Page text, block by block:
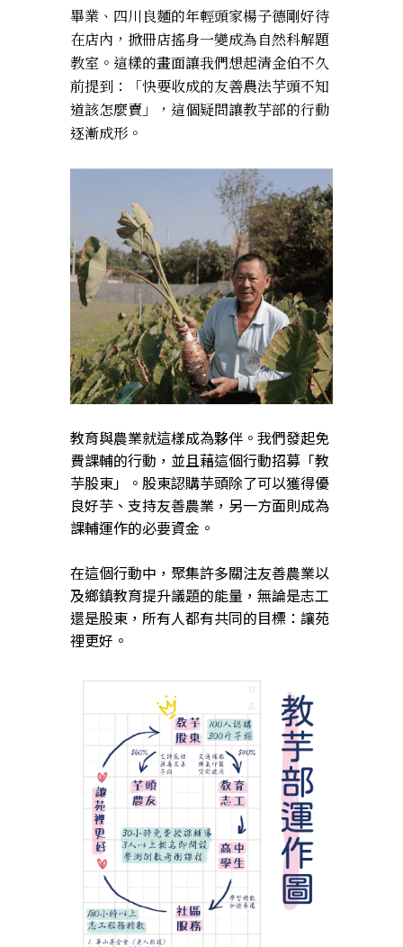
畢業、四川良麵的年輕頭家楊子德剛好待
在店內，掀冊店搖身一變成為自然科解題
教室。這樣的畫面讓我們想起清金伯不久
前提到：「快要收成的友善農法芋頭不知
道該怎麼賣」，這個疑問讓教芋部的行動
逐漸成形。
教育與農業就這樣成為夥伴。我們發起免
費課輔的行動，並且藉這個行動招募「教
芋股東」。股東認購芋頭除了可以獲得優
良好芋、支持友善農業，另一方面則成為
課輔運作的必要資金。
在這個行動中，聚集許多關注友善農業以
及鄉鎮教育提升議題的能量，無論是志工
還是股東，所有人都有共同的目標：讓苑
裡更好。